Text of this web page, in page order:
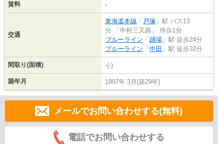
賃料 -
交通
東海道本線 「 戸塚 」駅 バス13
分 「中村三又路」 停歩1分
ブルーライン 「 踊場 」駅 徒歩24分
ブルーライン 「 中田 」駅 徒歩32分
間取り(面積) -(-)
築年月 1997年 3月(築29年)
メールでお問い合わせする(無料)
電話でお問い合わせする